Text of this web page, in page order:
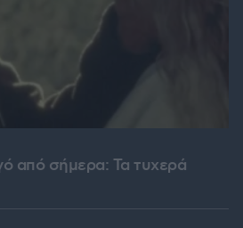
από σήμερα: Τα τυχερά